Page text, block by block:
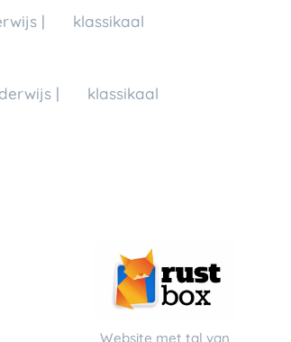
| 💬 klassikaal
| 💬 klassikaal
Website met tal van